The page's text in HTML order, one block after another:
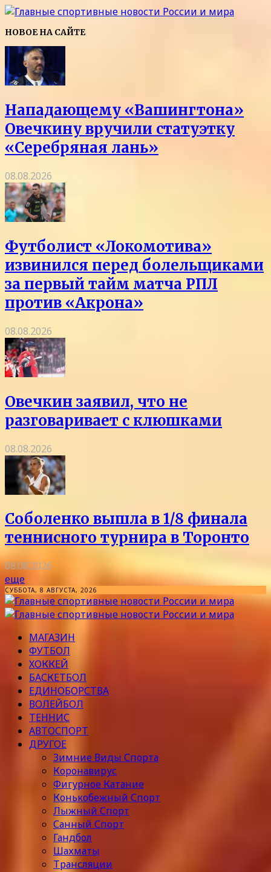
НОВОЕ НА САЙТЕ
Нападающему «Вашингтона»
Овечкину вручили статуэтку
«Серебряная лань»
08.08.2026
Футболист «Локомотива»
извинился перед болельщиками
за первый тайм матча РПЛ
против «Акрона»
08.08.2026
Овечкин заявил, что не
разговаривает с клюшками
08.08.2026
Соболенко вышла в 1/8 финала
теннисного турнира в Торонто
08.08.2026
еще
СУББОТА, 8 АВГУСТА, 2026
МАГАЗИН
ФУТБОЛ
ХОККЕЙ
БАСКЕТБОЛ
ЕДИНОБОРСТВА
ВОЛЕЙБОЛ
ТЕННИС
АВТОСПОРТ
ДРУГОЕ
Зимние Виды Спорта
Коронавирус
Фигурное Катание
Конькобежный Спорт
Лыжный Спорт
Санный Спорт
Гандбол
Шахматы
Трансляции